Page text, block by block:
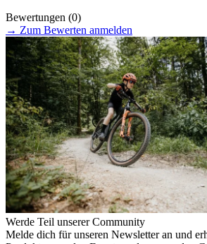
Bewertungen (0)
→ Zum Bewerten anmelden
Werde Teil unserer Community
Melde dich für unseren Newsletter an und